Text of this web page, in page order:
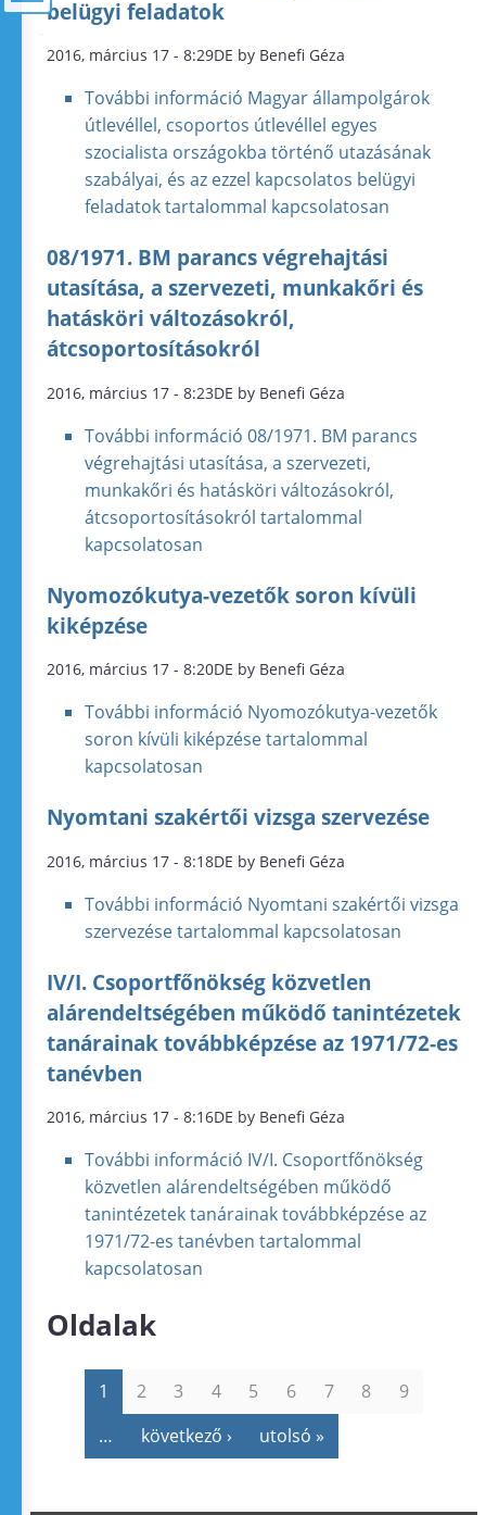
belügyi feladatok
2016, március 17 - 8:29DE by Benefi Géza
További információ Magyar állampolgárok
útlevéllel, csoportos útlevéllel egyes
szocialista országokba történő utazásának
szabályai, és az ezzel kapcsolatos belügyi
feladatok tartalommal kapcsolatosan
08/1971. BM parancs végrehajtási
utasítása, a szervezeti, munkakőri és
hatásköri változásokról,
átcsoportosításokról
2016, március 17 - 8:23DE by Benefi Géza
További információ 08/1971. BM parancs
végrehajtási utasítása, a szervezeti,
munkakőri és hatásköri változásokról,
átcsoportosításokról tartalommal
kapcsolatosan
Nyomozókutya-vezetők soron kívüli
kiképzése
2016, március 17 - 8:20DE by Benefi Géza
További információ Nyomozókutya-vezetők
soron kívüli kiképzése tartalommal
kapcsolatosan
Nyomtani szakértői vizsga szervezése
2016, március 17 - 8:18DE by Benefi Géza
További információ Nyomtani szakértői vizsga
szervezése tartalommal kapcsolatosan
IV/I. Csoportfőnökség közvetlen
alárendeltségében működő tanintézetek
tanárainak továbbképzése az 1971/72-es
tanévben
2016, március 17 - 8:16DE by Benefi Géza
További információ IV/I. Csoportfőnökség
közvetlen alárendeltségében működő
tanintézetek tanárainak továbbképzése az
1971/72-es tanévben tartalommal
kapcsolatosan
Oldalak
1 2 3 4 5 6 7 8
9
…
következő › utolsó »